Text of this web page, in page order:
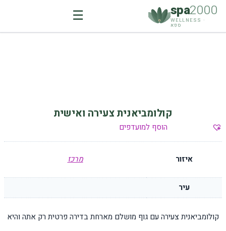
spa2000
WELLNESS ·
ספא ☰
קולומביאנית צעירה ואישית
הוסף למועדפים
איזור מרכז
עיר
קולומביאנית צעירה עם גוף מושלם מארחת בדירה פרטית רק אתה והיא